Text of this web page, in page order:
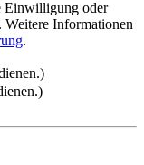
Einwilligung oder
Informationen
.